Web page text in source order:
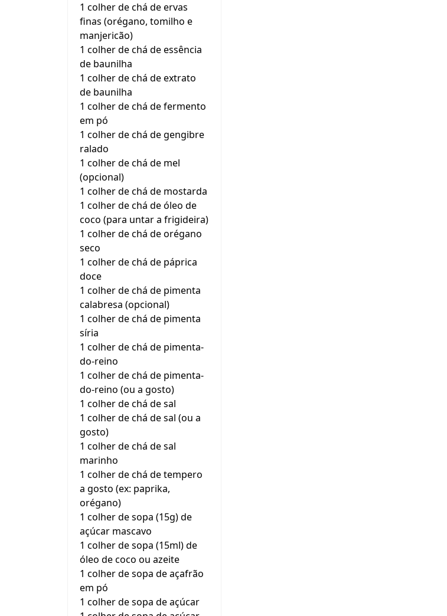
1 colher de chá de ervas
finas (orégano, tomilho e
manjericão)
1 colher de chá de essência
de baunilha
1 colher de chá de extrato
de baunilha
1 colher de chá de fermento
em pó
1 colher de chá de gengibre
ralado
1 colher de chá de mel
(opcional)
1 colher de chá de mostarda
1 colher de chá de óleo de
coco (para untar a frigideira)
1 colher de chá de orégano
seco
1 colher de chá de páprica
doce
1 colher de chá de pimenta
calabresa (opcional)
1 colher de chá de pimenta
síria
1 colher de chá de pimenta-
do-reino
1 colher de chá de pimenta-
do-reino (ou a gosto)
1 colher de chá de sal
1 colher de chá de sal (ou a
gosto)
1 colher de chá de sal
marinho
1 colher de chá de tempero
a gosto (ex: paprika,
orégano)
1 colher de sopa (15g) de
açúcar mascavo
1 colher de sopa (15ml) de
óleo de coco ou azeite
1 colher de sopa de açafrão
em pó
1 colher de sopa de açúcar